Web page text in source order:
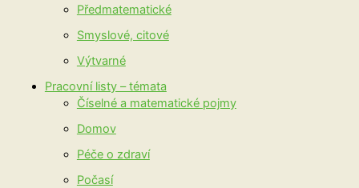
Předmatematické
Smyslové, citové
Výtvarné
Pracovní listy – témata
Číselné a matematické pojmy
Domov
Péče o zdraví
Počasí